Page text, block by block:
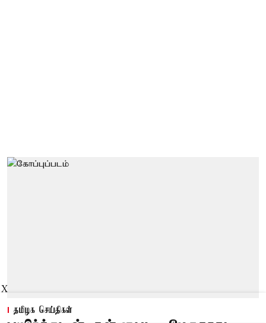
தமிழக செய்திகள்
X